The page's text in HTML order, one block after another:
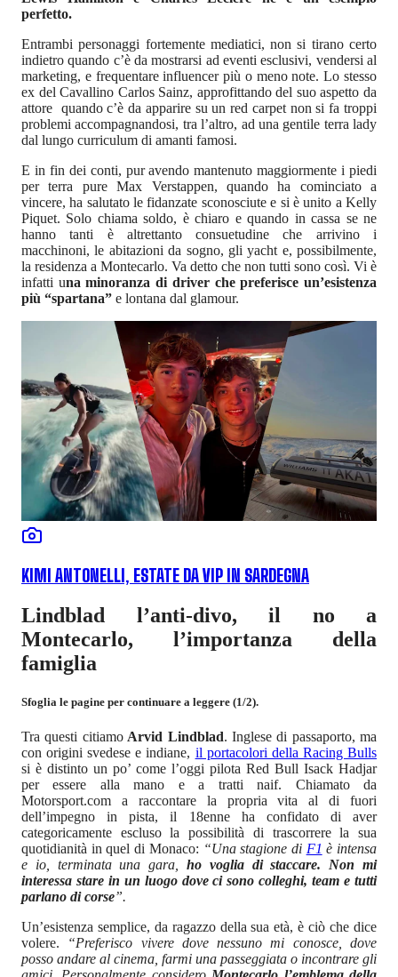
perfetto.
Entrambi personaggi fortemente mediatici, non si tirano certo
indietro quando c’è da mostrarsi ad eventi esclusivi, vendersi al
marketing, e frequentare influencer più o meno note. Lo stesso
ex del Cavallino Carlos Sainz, approfittando del suo aspetto da
attore quando c’è da apparire su un red carpet non si fa troppi
problemi accompagnandosi, tra l’altro, ad una gentile terra lady
dal lungo curriculum di amanti famosi.
E in fin dei conti, pur avendo mantenuto maggiormente i piedi
per terra pure Max Verstappen, quando ha cominciato a
vincere, ha salutato le fidanzate sconosciute e si è unito a Kelly
Piquet. Solo chiama soldo, è chiaro e quando in cassa se ne
hanno tanti è altrettanto consuetudine che arrivino i
macchinoni, le abitazioni da sogno, gli yacht e, possibilmente,
la residenza a Montecarlo. Va detto che non tutti sono così. Vi è
infatti una minoranza di driver che preferisce un’esistenza
più “spartana” e lontana dal glamour.
KIMI ANTONELLI, ESTATE DA VIP IN SARDEGNA
Lindblad l’anti-divo, il no a
Montecarlo, l’importanza della
famiglia
Sfoglia le pagine per continuare a leggere (1/2).
Tra questi citiamoArvid Lindblad. Inglese di passaporto, ma
con origini svedese e indiane, il portacolori della Racing Bulls
si è distinto un po’ come l’oggi pilota Red Bull Isack Hadjar
per essere alla mano e a tratti naif. Chiamato da
Motorsport.com a raccontare la propria vita al di fuori
dell’impegno in pista, il 18enne ha confidato di aver
categoricamente escluso la possibilità di trascorrere la sua
quotidianità in quel di Monaco: “Una stagione di F1 è intensa
e io, terminata una gara, ho voglia di staccare. Non mi
interessa stare in un luogo dove ci sono colleghi, team e tutti
parlano di corse”.
Un’esistenza semplice, da ragazzo della sua età, è ciò che dice
volere.
“Preferisco vivere dove nessuno mi conosce, dove
posso andare al cinema, farmi una passeggiata o incontrare gli